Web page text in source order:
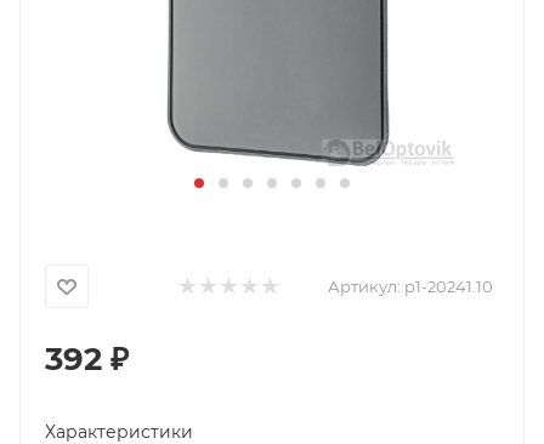
Артикул: p1-20241.10
392 ₽
Характеристики